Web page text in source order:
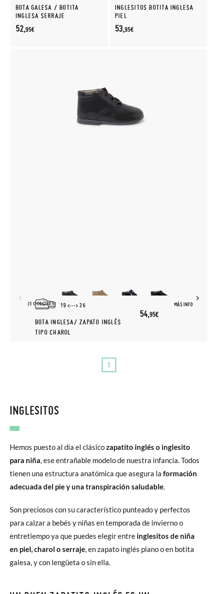
BOTA GALESA / BOTITA
INGLESA SERRAJE
52,95€
INGLESITOS BOTITA INGLESA
PIEL
53,95€
(5 COLORES) MÁS INFO
19 26
BOTA INGLESA/ ZAPATO INGLÉS
TIPO CHAROL
54,95€
1
INGLESITOS
Hemos puesto al día el clásicozapatito inglés o inglesito
para niña, ese entrañable modelo de nuestra infancia. Todos
tienen una estructura anatómica que asegura la formación
adecuada del pie y una transpiración saludable.
Son preciosos con su característico punteado y perfectos
para calzar a bebés y niñas en temporada de invierno o
entretiempo ya que puedes elegir entre inglesitos de niña
en piel, charol o serraje, en zapato inglés plano o en botita
galesa, y con lengüeta o sin ella.